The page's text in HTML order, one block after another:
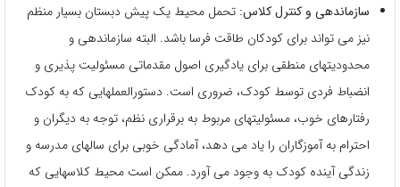
سازماندهی و کنترل کلاس: تحمل محیط یک پیش دبستان بسیار منظم
نیز می تواند برای کودکان طاقت فرسا باشد. البته سازماندهی و
محدودیتهای منطقی برای یادگیری اصول مقدماتی مسئولیت پذیری و
انضباط فردی توسط کودک، ضروری است. دستورالعملهایی که به کودک
رفتارهای خوب، مسئولیتهای مربوط به برقراری نظم، توجه به دیگران و
احترام به آموزگاران را یاد می دهد، آمادگی خوبی برای سالهای مدرسه و
زندگی آینده کودک به وجود می آورد. ممکن است محیط کلاسهایی که